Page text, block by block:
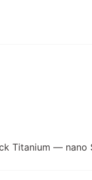
Titanium — nano